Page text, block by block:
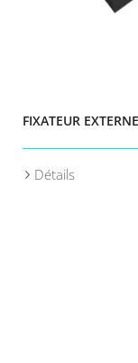
FIXATEUR
Détails